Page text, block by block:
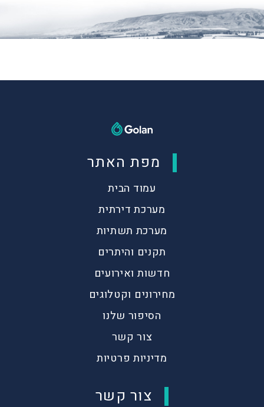
מפת האתר
עמוד הבית
מערכת דירתית
מערכת תשתיות
תקנים והיתרים
חדשות ואירועים
מחירונים וקטלוגים
הסיפור שלנו
צור קשר
מדיניות פרטיות
צור קשר